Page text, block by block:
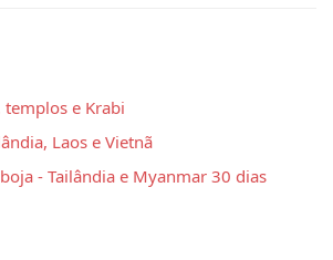
templos e Krabi
Laos e Vietnã
- Tailândia e Myanmar 30 dias